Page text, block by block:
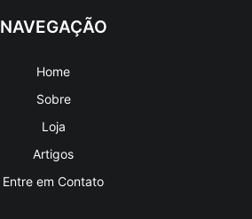
NAVEGAÇÃO
Home
Sobre
Loja
Artigos
Entre em Contato